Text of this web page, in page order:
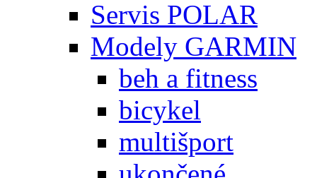
Servis POLAR
Modely GARMIN
beh a fitness
bicykel
multišport